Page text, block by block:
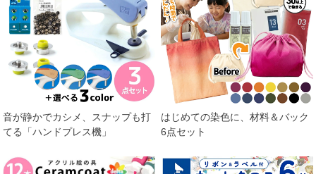
音が静かでカシメ、スナップも打
てる「ハンドプレス機」
はじめての染色に、材料＆バック
6点セット